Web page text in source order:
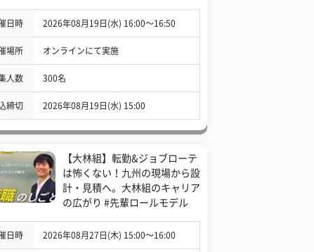
日時 2026年08月19日(水) 16:00〜16:50
場所 オンラインにて実施
人数 300名
締切 2026年08月19日(水) 15:00
【大林組】転勤&ジョブローテ
は怖くない！九州の現場から設
計・見積へ。大林組のキャリア
の広がり #先輩ロールモデル
日時 2026年08月27日(木) 15:00〜16:00